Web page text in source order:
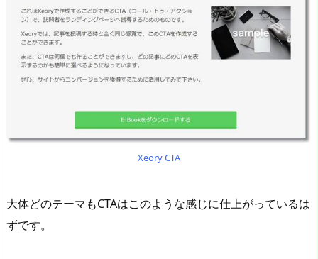
Xeory CTA
大体どのテーマもCTAはこのような感じに仕上がっているは
ずです。